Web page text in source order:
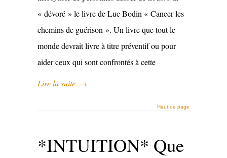
« dévoré » le livre de Luc Bodin « Cancer les
chemins de guérison ». Un livre que tout le
monde devrait livre à titre préventif ou pour
aider ceux qui sont confrontés à cette
Lire la suite →
Haut de page
*INTUITION* Que